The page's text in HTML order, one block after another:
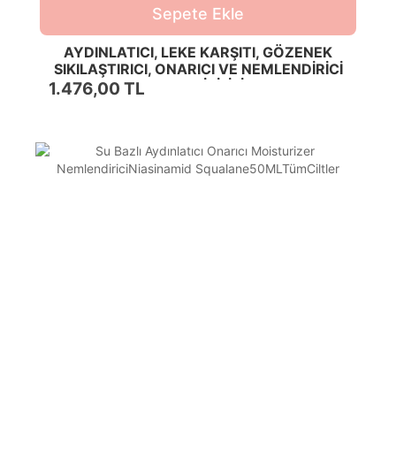
Sepete Ekle
AYDINLATICI, LEKE KARŞITI, GÖZENEK
SIKILAŞTIRICI, ONARICI VE NEMLENDİRİCİ
1.476,00 TL